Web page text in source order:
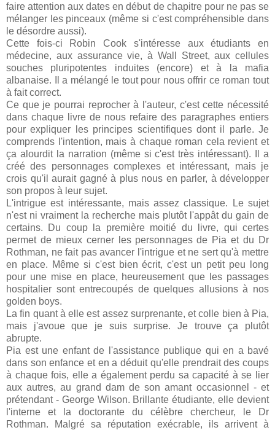
faire attention aux dates en début de chapitre pour ne pas se
mélanger les pinceaux (même si c'est compréhensible dans
le désordre aussi).
Cette fois-ci Robin Cook s'intéresse aux étudiants en
médecine, aux assurance vie, à Wall Street, aux cellules
souches pluripotentes induites (encore) et à la mafia
albanaise. Il a mélangé le tout pour nous offrir ce roman tout
à fait correct.
Ce que je pourrai reprocher à l'auteur, c'est cette nécessité
dans chaque livre de nous refaire des paragraphes entiers
pour expliquer les principes scientifiques dont il parle. Je
comprends l'intention, mais à chaque roman cela revient et
ça alourdit la narration (même si c'est très intéressant). Il a
créé des personnages complexes et intéressant, mais je
crois qu'il aurait gagné à plus nous en parler, à développer
son propos à leur sujet.
L'intrigue est intéressante, mais assez classique. Le sujet
n'est ni vraiment la recherche mais plutôt l'appât du gain de
certains. Du coup la première moitié du livre, qui certes
permet de mieux cerner les personnages de Pia et du Dr
Rothman, ne fait pas avancer l'intrigue et ne sert qu'à mettre
en place. Même si c'est bien écrit, c'est un petit peu long
pour une mise en place, heureusement que les passages
hospitalier sont entrecoupés de quelques allusions à nos
golden boys.
La fin quant à elle est assez surprenante, et colle bien à Pia,
mais j'avoue que je suis surprise. Je trouve ça plutôt
abrupte.
Pia est une enfant de l'assistance publique qui en a bavé
dans son enfance et en a déduit qu'elle prendrait des coups
à chaque fois, elle a également perdu sa capacité à se lier
aux autres, au grand dam de son amant occasionnel - et
prétendant - George Wilson. Brillante étudiante, elle devient
l'interne et la doctorante du célèbre chercheur, le Dr
Rothman. Malgré sa réputation exécrable, ils arrivent à